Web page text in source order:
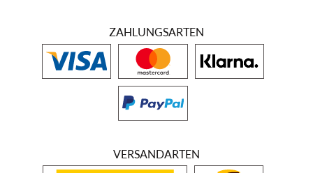
ZAHLUNGSARTEN
VERSANDARTEN